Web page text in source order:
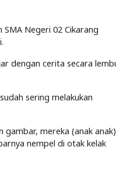
Negeri 02 Cikarang
dengan cerita secara
sering melakukan
mereka (anak anak)
nempel di otak kelak